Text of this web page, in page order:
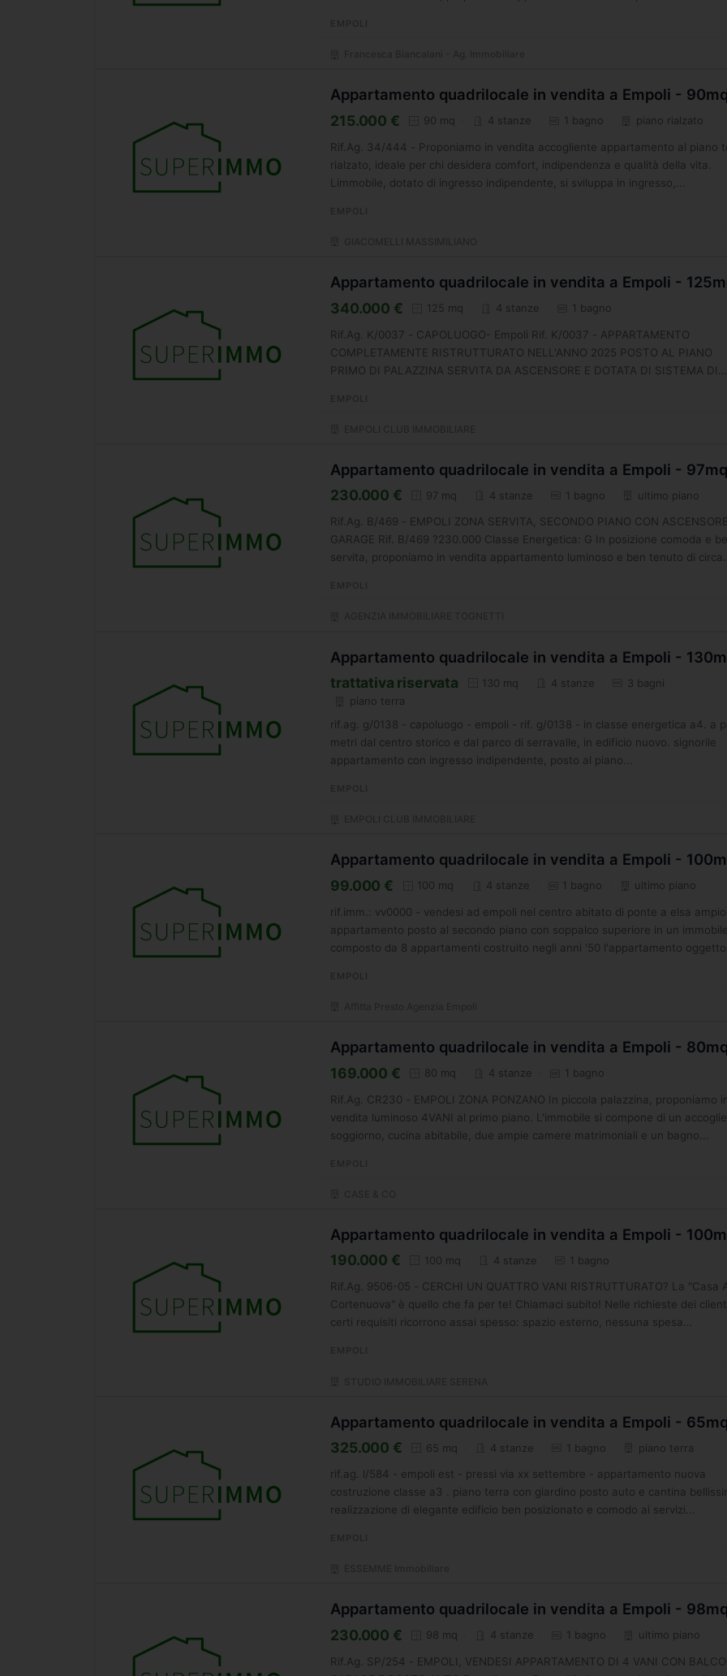
Appartamento quadrilocale in vendita a Empoli - 90mq
215.000 € 90 mq 4 stanze 1 bagno piano rialzato
Rif.Ag. 34/444 - Proponiamo in vendita accogliente appartamento al piano
rialzato, ideale per chi desidera comfort, indipendenza e qualità della vita.
Limmobile, dotato di ingresso indipendente, si sviluppa in ingresso,...
Appartamento quadrilocale in vendita a Empoli -
340.000 € 125 mq 4 stanze 1 bagno
Rif.Ag. K/0037 - CAPOLUOGO- Empoli Rif. K/0037 - APPARTAMENTO
COMPLETAMENTE RISTRUTTURATO NELL'ANNO 2025 POSTO AL PIANO
PRIMO DI PALAZZINA SERVITA DA ASCENSORE E DOTATA DI SISTEMA DI
Appartamento quadrilocale in vendita a Empoli - 97mq
230.000 € 97 mq 4 stanze 1 bagno ultimo piano
Rif.Ag. B/469 - EMPOLI ZONA SERVITA, SECONDO PIANO CON
GARAGE Rif. B/469 ?230.000 Classe Energetica: G In posizione comoda e
servita, proponiamo in vendita appartamento luminoso e ben tenuto di circa
Appartamento quadrilocale in vendita a Empoli -
trattativa riservata 130 mq 4 stanze
3 bagni
piano terra
rif.ag. g/0138 - capoluogo - empoli - rif. g/0138 - in classe energetica a4. a
metri dal centro storico e dal parco di serravalle, in edificio nuovo. signorile
appartamento con ingresso indipendente, posto al piano...
Appartamento quadrilocale in vendita a Empoli -
99.000 € 100 mq 4 stanze 1 bagno ultimo piano
rif.imm.: vv0000 - vendesi ad empoli nel centro abitato di ponte a elsa ampio
appartamento posto al secondo piano con soppalco superiore in un immobile
composto da 8 appartamenti costruito negli anni '50 l'appartamento
Appartamento quadrilocale in vendita a Empoli - 80mq
169.000 € 80 mq 4 stanze 1 bagno
Rif.Ag. CR230 - EMPOLI ZONA PONZANO In piccola palazzina, proponiamo
vendita luminoso 4VANI al primo piano. L'immobile si compone di un
soggiorno, cucina abitabile, due ampie camere matrimoniali e un bagno...
Appartamento quadrilocale in vendita a Empoli -
190.000 € 100 mq 4 stanze 1 bagno
Rif.Ag. 9506-05 - CERCHI UN QUATTRO VANI RISTRUTTURATO? La "Casa
Cortenuova" è quello che fa per te! Chiamaci subito! Nelle richieste dei
certi requisiti ricorrono assai spesso: spazio esterno, nessuna spesa
Appartamento quadrilocale in vendita a Empoli - 65mq
325.000 € 65 mq 4 stanze 1 bagno piano terra
rif.ag. l/584 - empoli est - pressi via xx settembre - appartamento nuova
costruzione classe a3 . piano terra con giardino posto auto e cantina
realizzazione di elegante edificio ben posizionato e comodo ai servizi...
Appartamento quadrilocale in vendita a Empoli - 98mq
230.000 € 98 mq 4 stanze 1 bagno ultimo piano
Rif.Ag. SP/254 - EMPOLI, VENDESI APPARTAMENTO DI 4 VANI CON